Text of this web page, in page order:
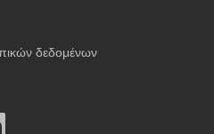
δεδομένων